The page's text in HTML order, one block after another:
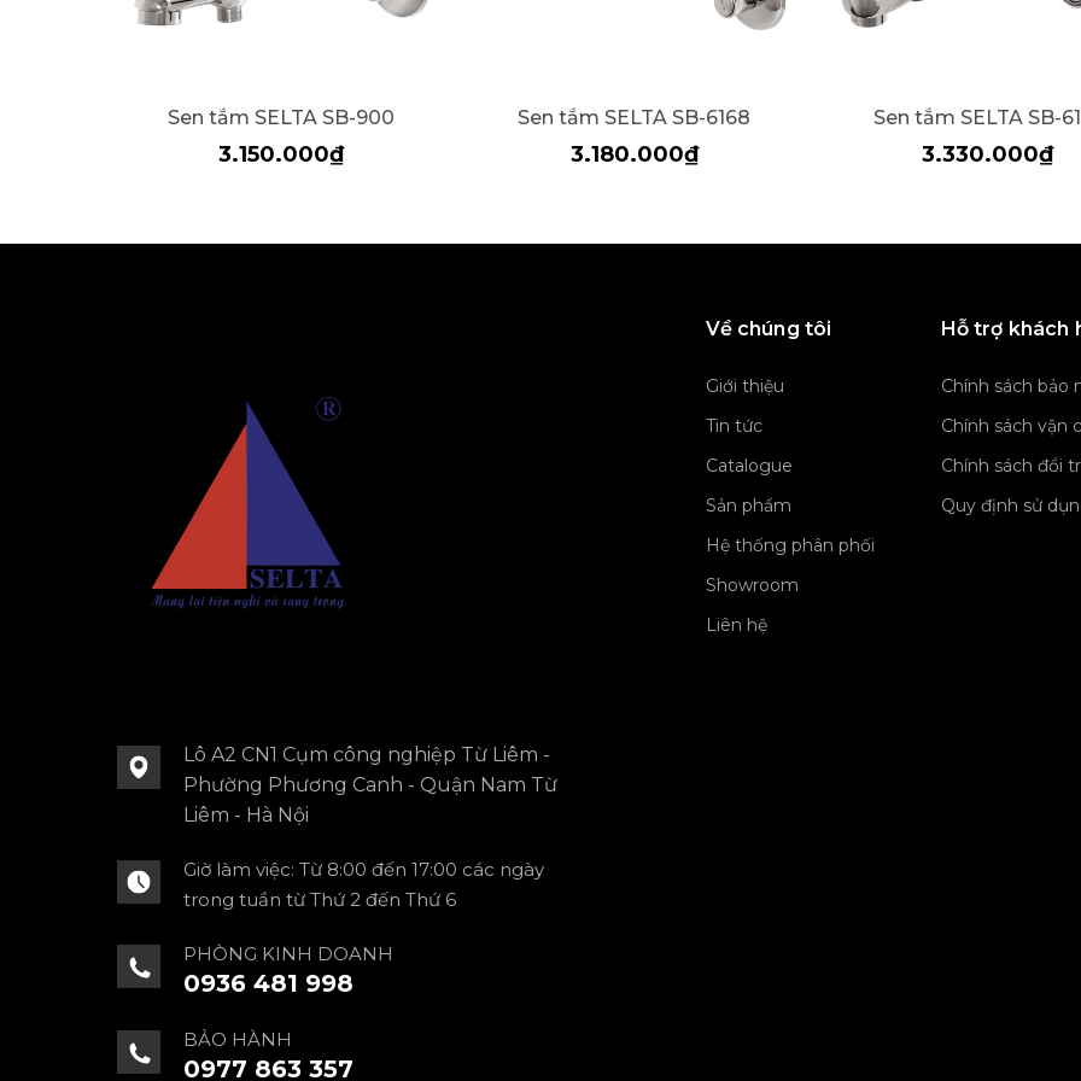
Sen tắm SELTA SB-900
3.150.000₫
Sen tắm SELTA SB-6168
3.180.000₫
Sen tắm SELTA SB-
3.330.000₫
Lô A2 CN1 Cụm công nghiệp Từ Liêm -
Phường Phương Canh - Quận Nam Từ
Liêm - Hà Nội
Giờ làm việc: Từ 8:00 đến 17:00 các ngày
trong tuần từ Thứ 2 đến Thứ 6
PHÒNG KINH DOANH
0936 481 998
BẢO HÀNH
0977 863 357
Về chúng tôi
Giới thiệu
Tin tức
Catalogue
Sản phẩm
Hệ thống phân phối
Showroom
Liên hệ
Hỗ trợ khách
Chính sách bảo
Chính sách vận
Chính sách đổi
Quy định sử